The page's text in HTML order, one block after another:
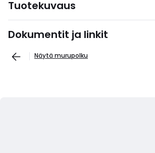
Tuotekuvaus
Dokumentit ja linkit
Näytä murupolku